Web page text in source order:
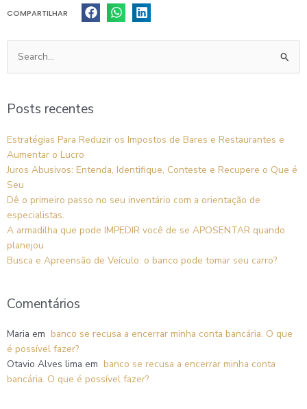
COMPARTILHAR
Pesquisar
por:
Posts recentes
Estratégias Para Reduzir os Impostos de Bares e Restaurantes e
Aumentar o Lucro
Juros Abusivos: Entenda, Identifique, Conteste e Recupere o Que é
Seu
Dê o primeiro passo no seu inventário com a orientação de
especialistas.
A armadilha que pode IMPEDIR você de se APOSENTAR quando
planejou
Busca e Apreensão de Veículo: o banco pode tomar seu carro?
Comentários
Maria em banco se recusa a encerrar minha conta bancária. O que
é possível fazer?
Otavio Alves lima em banco se recusa a encerrar minha conta
bancária. O que é possível fazer?